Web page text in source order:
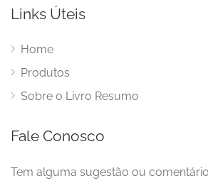
Links Úteis
Home
Produtos
Sobre o Livro Resumo
Fale Conosco
Tem alguma sugestão ou